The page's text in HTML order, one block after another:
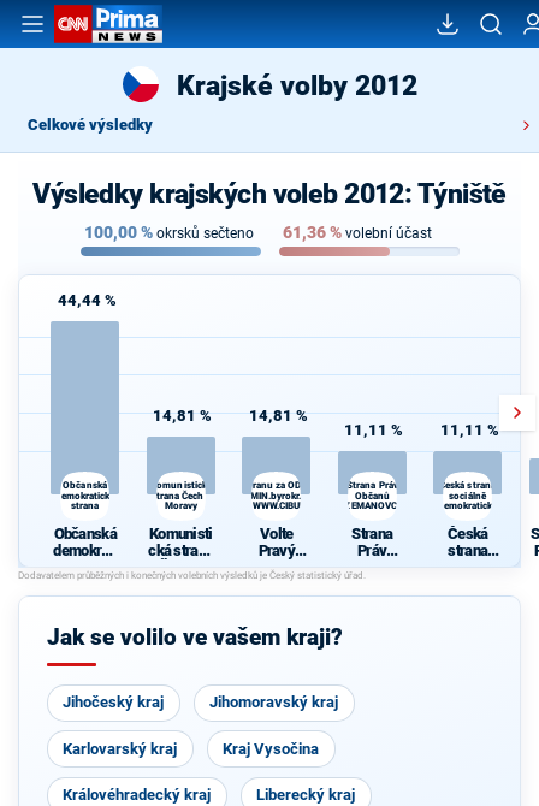
Krajské volby 2012
Celkové výsledky
Výsledky krajských voleb 2012: Týniště
100,00% okrsků sečteno 61,36% volební účast
44,44 %
Občanská
demokratická
strana
Občanská
demokrati
cká strana
14,81 %
Komunistická
strana Čech a
Moravy
Komunisti
cká strana
Čech a
Moravy
14,81 %
Volte Pravý Blok-stranu za ODVOLAT.polit.,NÍZKÉ
daně,VYROVN.rozp.,MIN.byrokr.,SPRAV.just.,PŘÍMOU
demokr. WWW.CIBULKA.NET
Volte
Pravý
Blok-
stranu za
ODVOLAT.
É
,MIN.byro
kr.,SPRAV.
just.,PŘÍM
OU
demokr.
WWW.CIB
ULKA.NET
11,11 %
Strana Práv
Občanů
ZEMANOVCI
Strana
Práv
Občanů
ZEMANO
VCI
11,11 %
Česká strana
sociálně
demokratická
Česká
strana
sociálně
cká
Jak se volilo ve vašem kraji?
Jihočeský kraj Jihomoravský kraj
Karlovarský kraj Kraj Vysočina
Královéhradecký kraj Liberecký kraj